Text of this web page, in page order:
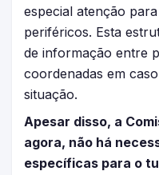
especial atenção
periféricos. Esta
de informação entre
coordenadas em
situação.
Apesar disso, a
agora, não há
específicas para o